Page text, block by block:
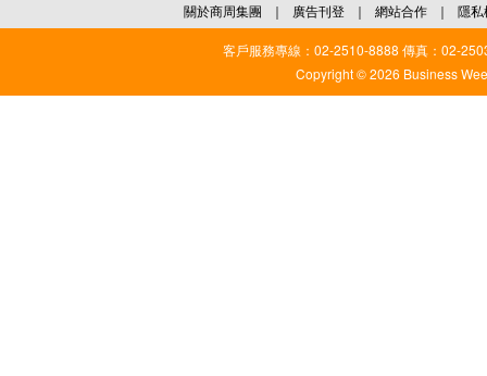
關於商周集團 ｜ 廣告刊登 ｜ 網站合作 ｜ 隱私
客戶服務專線：02-2510-8888 傳真：02-
Copyright © 2026 Business